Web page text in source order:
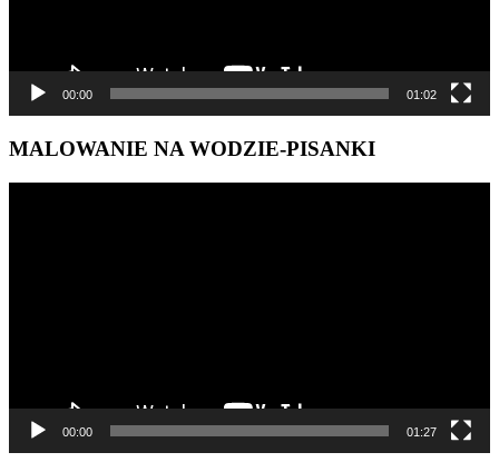
00:00 01:02
MALOWANIE NA WODZIE-PISANKI
00:00 01:27